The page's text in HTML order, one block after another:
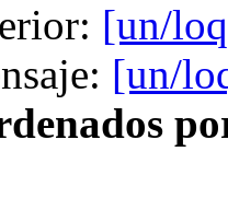
[un/
[un/